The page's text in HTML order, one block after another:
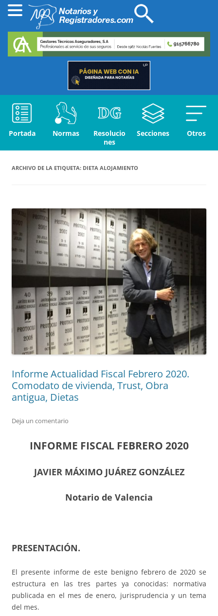
Portada Normas
Resolucio
nes
Secciones Otros
ARCHIVO DE LA ETIQUETA: DIETA ALOJAMIENTO
Informe Actualidad Fiscal Febrero 2020.
Comodato de vivienda, Trust, Obra
antigua, Dietas
Deja un comentario
INFORME FISCAL FEBRERO 2020
JAVIER MÁXIMO JUÁREZ GONZÁLEZ
Notario de Valencia
PRESENTACIÓN.
El presente informe de este benigno febrero de 2020 se
estructura en las tres partes ya conocidas: normativa
publicada en el mes de enero, jurisprudencia y un tema
del mes.